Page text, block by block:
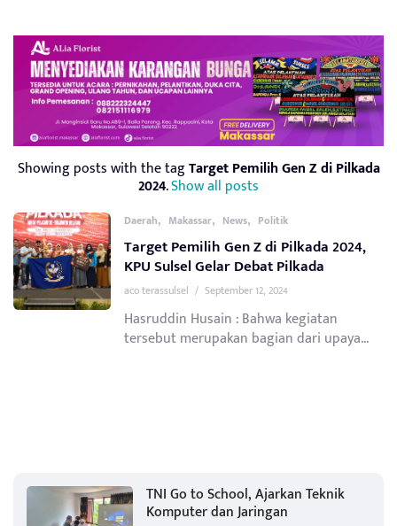
Showing posts with the tagTarget Pemilih Gen Z di Pilkada
2024.Show all posts
Daerah, Makassar, News, Politik
Target Pemilih Gen Z di Pilkada 2024,
KPU Sulsel Gelar Debat Pilkada
aco terassulsel / September 12, 2024
Hasruddin Husain : Bahwa kegiatan
tersebut merupakan bagian dari upaya...
TNI Go to School, Ajarkan Teknik
Komputer dan Jaringan